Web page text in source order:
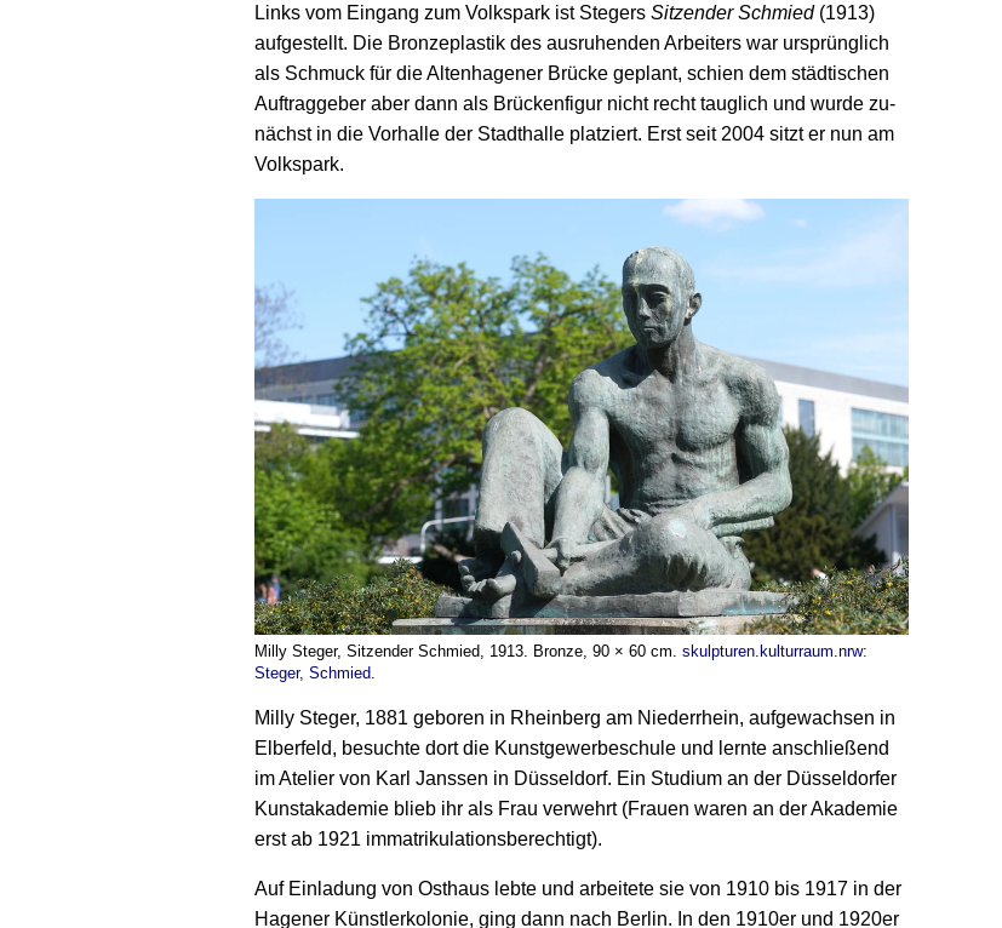
Links vom Eingang zum Volks­park ist Stegers Sitzender Schmied(1913)
auf­gestellt. Die Bronze­plastik des aus­ruhenden Arbeiters war ursprüng­lich
als Schmuck für die Alten­hagener Brücke geplant, schien dem städtischen
Auftrag­geber aber dann als Brücken­figur nicht recht taug­lich und wurde zu­
nächst in die Vor­halle der Stadt­halle platziert. Erst seit 2004 sitzt er nun am
Volks­park.
Milly Steger, Sitzender Schmied, 1913. Bronze, 90 × 60 cm. skulpturen.kulturraum.nrw:
Steger, Schmied
Milly Steger, 1881 geboren in Rhein­berg am Nieder­rhein, aufge­wachsen in
Elber­feld, besuchte dort die Kunst­gewerbe­schule und lernte an­schließend
im Atelier von Karl Janssen in Düssel­dorf. Ein Studium an der Düssel­dorfer
Kunst­akademie blieb ihr als Frau verwehrt (Frauen waren an der Aka­demie
erst ab 1921 immatrikulations­berechtigt).
Auf Einladung von Osthaus lebte und arbeitete sie von 1910 bis 1917 in der
Hagener Künstler­kolonie, ging dann nach Berlin. In den 1910er und 1920er